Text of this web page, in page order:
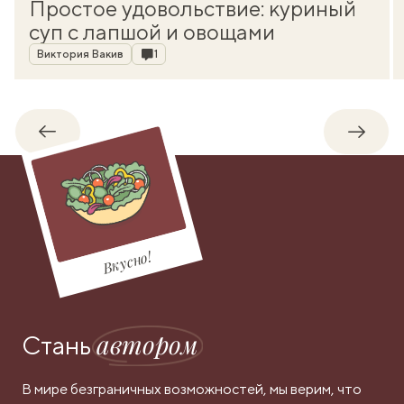
Простое удовольствие: куриный
суп с лапшой и овощами
Автор
Виктория Вакив Комментарии
1
Обратно
Вкусно!
Станьавтором
В мире безграничных возможностей, мы верим, что